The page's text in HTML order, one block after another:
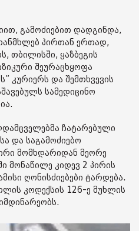
გამოძიებით დადგინდა,
პირთან ერთად,
თბილისში, ყაზბეგის
შეურაცხყოფა
კურიერს და შემთხვევის
სამედიცინო
ჩატარებული
და საგამოძიებო
მომხდარიდან მეორე
მონაწილე კიდევ 2 პირის
ღონისძიებები ტარდება.
კოდექსის 126-ე მუხლის